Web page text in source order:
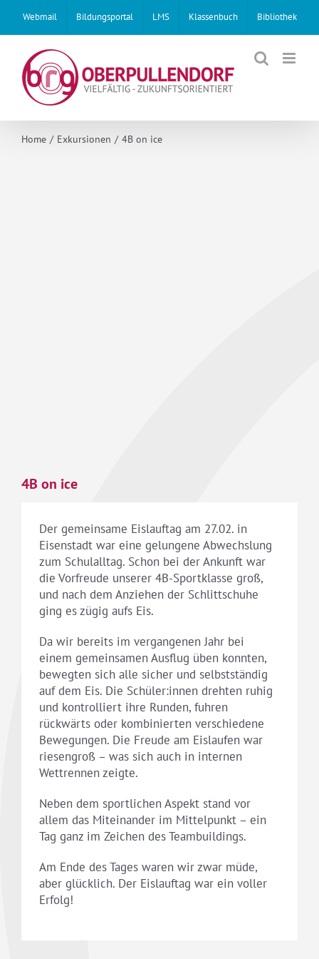
content
Webmail Bildungsportal LMS Klassenbuch Bibliothek
Home Exkursionen 4B on ice
4B on ice
Der gemeinsame Eislauftag am 27.02. in
Eisenstadt war eine gelungene Abwechslung
zum Schulalltag. Schon bei der Ankunft war
die Vorfreude unserer 4B-Sportklasse groß,
und nach dem Anziehen der Schlittschuhe
ging es zügig aufs Eis.
Da wir bereits im vergangenen Jahr bei
einem gemeinsamen Ausflug üben konnten,
bewegten sich alle sicher und selbstständig
auf dem Eis. Die Schüler:innen drehten ruhig
und kontrolliert ihre Runden, fuhren
rückwärts oder kombinierten verschiedene
Bewegungen. Die Freude am Eislaufen war
riesengroß – was sich auch in internen
Wettrennen zeigte.
Neben dem sportlichen Aspekt stand vor
allem das Miteinander im Mittelpunkt – ein
Tag ganz im Zeichen des Teambuildings.
Am Ende des Tages waren wir zwar müde,
aber glücklich. Der Eislauftag war ein voller
Erfolg!